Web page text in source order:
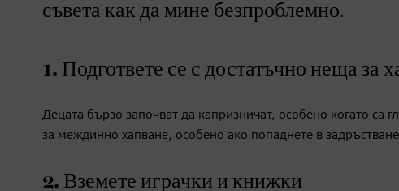
съвета как да мине безпроблемно.
1. Подгответе се с достатъчно неща за
Децата бързо започват да капризничат, особено когато са
за междинно хапване, особено ако попаднете в
2. Вземете играчки и книжки